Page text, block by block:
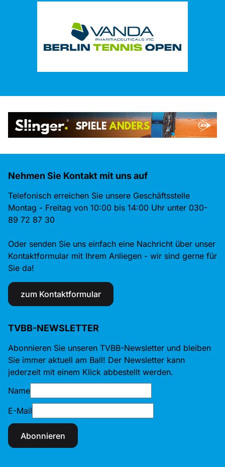
Nehmen Sie Kontakt mit uns auf
Telefonisch erreichen Sie unsere Geschäftsstelle
Montag - Freitag von 10:00 bis 14:00 Uhr unter 030-
89 72 87 30
Oder senden Sie uns einfach eine Nachricht über unser
Kontaktformular mit Ihrem Anliegen - wir sind gerne für
Sie da!
zum Kontaktformular
TVBB-NEWSLETTER
Abonnieren Sie unseren TVBB-Newsletter und bleiben
Sie immer aktuell am Ball! Der Newsletter kann
jederzeit mit einem Klick abbestellt werden.
Name
E-Mail
Abonnieren